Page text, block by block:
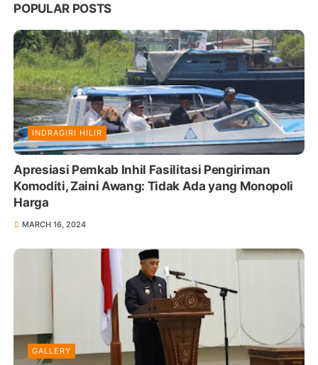
POPULAR POSTS
INDRAGIRI HILIR
Apresiasi Pemkab Inhil Fasilitasi Pengiriman
Komoditi, Zaini Awang: Tidak Ada yang Monopoli
Harga
MARCH 16, 2024
GALLERY